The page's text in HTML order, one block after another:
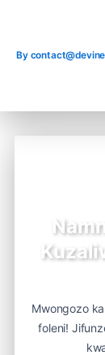
content
By
Mwongozo
foleni!